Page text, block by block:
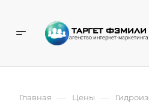
ТАРГЕТ ФЭМИЛИ
агенство интернет-маркетинга
Главная — Цены —